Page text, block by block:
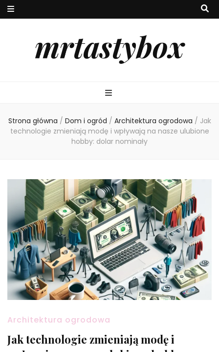
mrtastybox
Strona główna / Dom i ogród / Architektura ogrodowa / Jak
technologie zmieniają modę i wpływają na nasze ulubione
hobby: dolar nominały
Architektura ogrodowa
Jak technologie zmieniają modę i